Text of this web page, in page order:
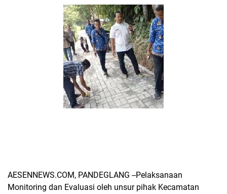
AESENNEWS.COM, PANDEGLANG --Pelaksanaan
Monitoring dan Evaluasi oleh unsur pihak Kecamatan